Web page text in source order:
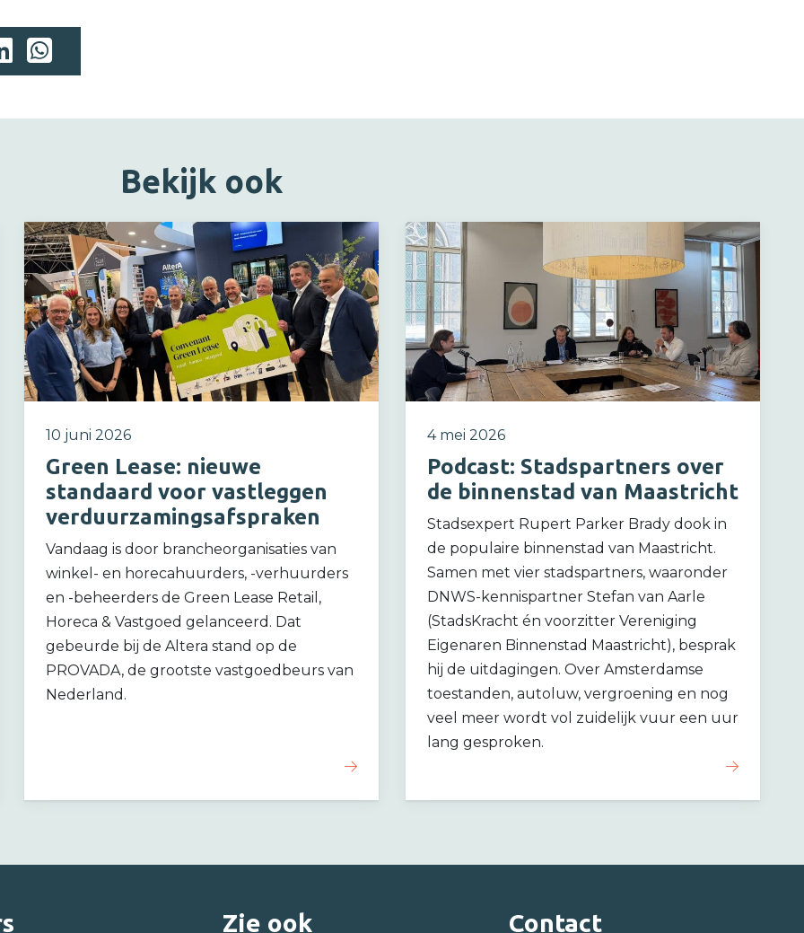
Bekijk ook
Green Lease: nieuwe
standaard voor vastleggen
verduurzamingsafspraken
10 juni 2026
Vandaag is door brancheorganisaties van
winkel- en horecahuurders, -verhuurders
en -beheerders de Green Lease Retail,
Horeca & Vastgoed gelanceerd. Dat
gebeurde bij de Altera stand op de
PROVADA, de grootste vastgoedbeurs van
Nederland.
Podcast: Stadspartners over
de binnenstad van Maastricht
4 mei 2026
Stadsexpert Rupert Parker Brady dook in
de populaire binnenstad van Maastricht.
Samen met vier stadspartners, waaronder
DNWS-kennispartner Stefan van Aarle
(StadsKracht én voorzitter Vereniging
Eigenaren Binnenstad Maastricht), besprak
hij de uitdagingen. Over Amsterdamse
toestanden, autoluw, vergroening en nog
veel meer wordt vol zuidelijk vuur een uur
lang gesproken.
Zie ook Contact